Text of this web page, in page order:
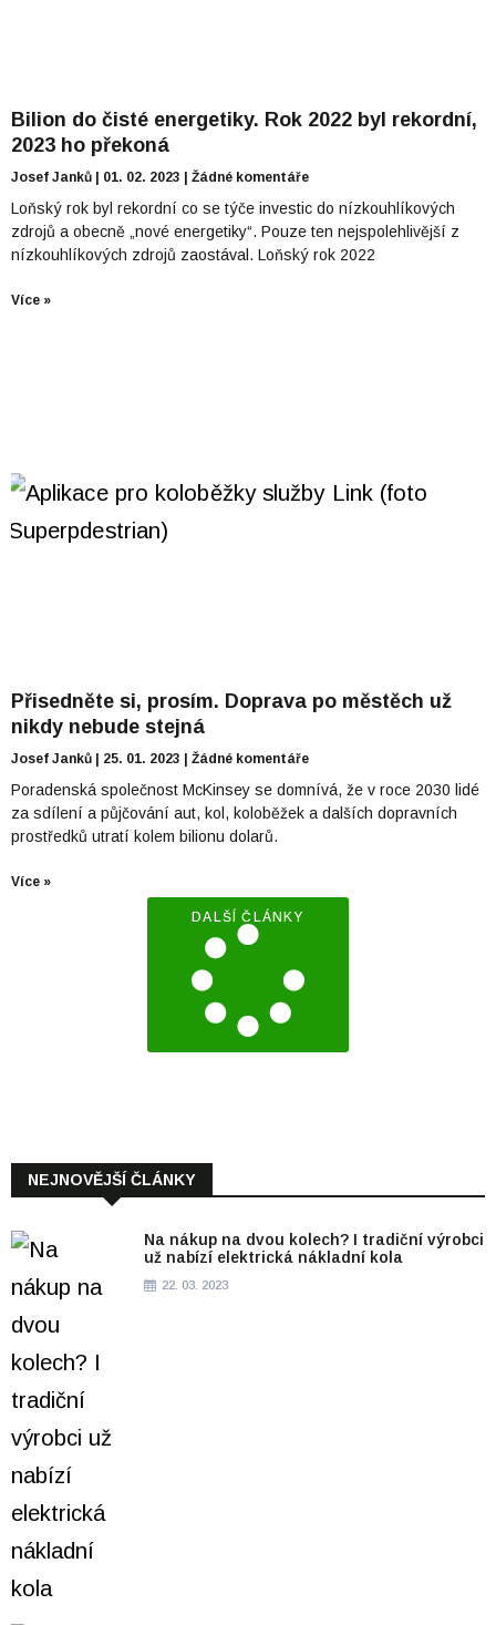
Bilion do čisté energetiky. Rok 2022 byl rekordní,
2023 ho překoná
Josef Janků 01. 02. 2023 Žádné komentáře
Loňský rok byl rekordní co se týče investic do nízkouhlíkových
zdrojů a obecně „nové energetiky“. Pouze ten nejspolehlivější z
nízkouhlíkových zdrojů zaostával. Loňský rok 2022
Více »
Přisedněte si, prosím. Doprava po městěch už
nikdy nebude stejná
Josef Janků 25. 01. 2023 Žádné komentáře
Poradenská společnost McKinsey se domnívá, že v roce 2030 lidé
za sdílení a půjčování aut, kol, koloběžek a dalších dopravních
prostředků utratí kolem bilionu dolarů.
Více »
DALŠÍ ČLÁNKY
NEJNOVĚJŠÍ ČLÁNKY
Na nákup na dvou kolech? I tradiční výrobci
už nabízí elektrická nákladní kola
22. 03. 2023